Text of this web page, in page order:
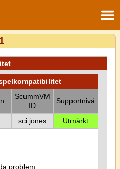
ScummVM
ID
Supportnivå
sci:jones Utmärkt
problem.